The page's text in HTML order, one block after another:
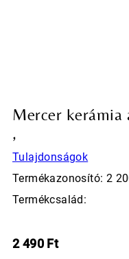
Mercer
,
Tulajdonságok
Termékazonosító: 2
Termékcsalád:
2 490 Ft